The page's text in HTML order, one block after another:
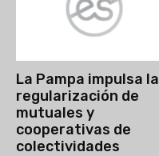
La Pampa impulsa la
regularización de
mutuales y
cooperativas de
colectividades